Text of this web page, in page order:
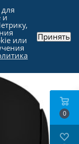
мыши
0
и
или Принять